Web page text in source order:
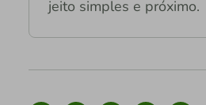
jeito simples e próximo.